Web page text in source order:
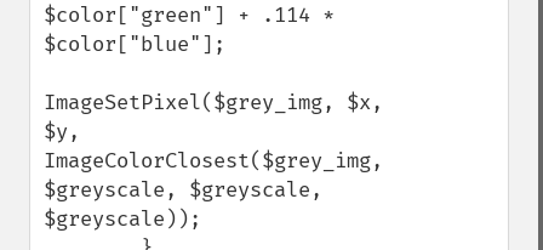
$color["green"] + .114 *
$color["blue"];
ImageSetPixel($grey_img, $x,
$y,
ImageColorClosest($grey_img,
$greyscale, $greyscale,
$greyscale));